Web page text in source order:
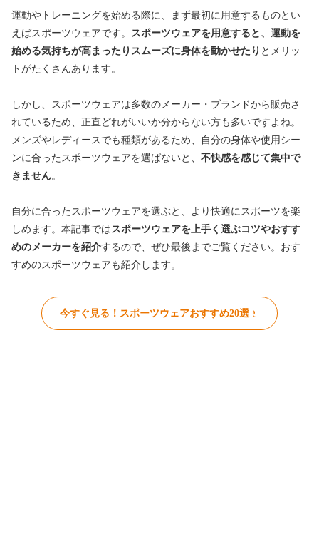
運動やトレーニングを始める際に、まず最初に用意するものとい
えばスポーツウェアです。 スポーツウェアを用意すると、運動を
始める気持ちが高まったりスムーズに身体を動かせたり とメリッ
トがたくさんあります。
しかし、スポーツウェアは多数のメーカー・ブランドから販売さ
れているため、正直どれがいいか分からない方も多いですよね。
メンズやレディースでも種類があるため、自分の身体や使用シー
ンに合ったスポーツウェアを選ばないと、 不快感を感じて集中で
きません。
自分に合ったスポーツウェアを選ぶと、より快適にスポーツを楽
しめます。本記事ではスポーツウェアを上手く選ぶコツやおすす
めのメーカーを紹介するので、ぜひ最後までご覧ください。おす
すめのスポーツウェアも紹介します。
今すぐ見る！スポーツウェアおすすめ20選！